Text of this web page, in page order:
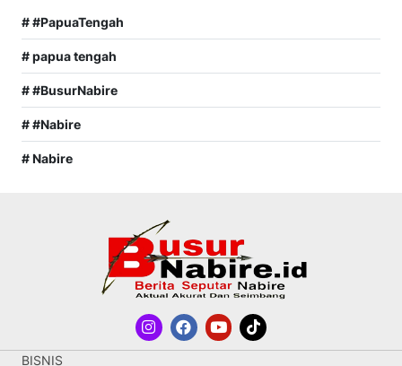
# #PapuaTengah
# papua tengah
# #BusurNabire
# #Nabire
# Nabire
BISNIS